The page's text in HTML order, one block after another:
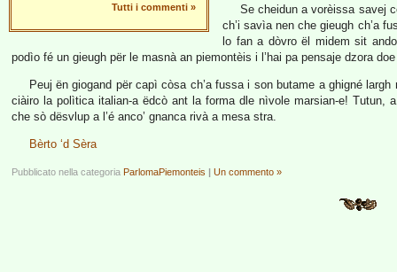
Tutti i commenti »
Se cheidun a vorèissa savej
ch’i savìa nen che gieugh ch’a
lo fan a dòvro ël midem sit
podìo fé un gieugh për le masnà an piemontèis i l’hai pa pensaje dzora
Peuj ën giogand për capì còsa ch’a fussa i son butame a ghigné
ciàiro la polìtica italian-a ëdcò ant la forma dle nìvole marsian-e! Tutun,
che sò dësvlup a l’é anco’ gnanca rivà a mesa stra.
Bèrto ‘d Sèra
Pubblicato nella categoria ParlomaPiemonteis | Un commento »